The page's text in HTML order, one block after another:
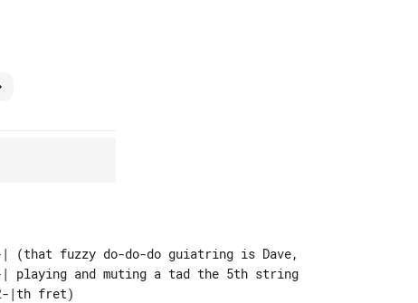
fuzzy do-do-do guiatring is Dave,
and muting a tad the 5th string
| on the 12-|th fret)